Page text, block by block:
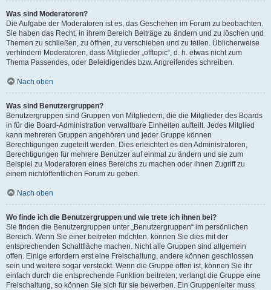
Was sind Moderatoren?
Die Aufgabe der Moderatoren ist es, das Geschehen im Forum zu beobachten.
Sie haben das Recht, in ihrem Bereich Beiträge zu ändern und zu löschen und
Themen zu schließen, zu öffnen, zu verschieben und zu teilen. Üblicherweise
verhindern Moderatoren, dass Mitglieder „offtopic“, d. h. etwas nicht zum
Thema Passendes, oder Beleidigendes bzw. Angreifendes schreiben.
Nach oben
Was sind Benutzergruppen?
Benutzergruppen sind Gruppen von Mitgliedern, die die Mitglieder des Boards
in für die Board-Administration verwaltbare Einheiten aufteilt. Jedes Mitglied
kann mehreren Gruppen angehören und jeder Gruppe können
Berechtigungen zugeteilt werden. Dies erleichtert es den Administratoren,
Berechtigungen für mehrere Benutzer auf einmal zu ändern und sie zum
Beispiel zu Moderatoren eines Bereichs zu machen oder ihnen Zugriff zu
einem nichtöffentlichen Forum zu geben.
Nach oben
Wo finde ich die Benutzergruppen und wie trete ich ihnen bei?
Sie finden die Benutzergruppen unter „Benutzergruppen“ im persönlichen
Bereich. Wenn Sie einer beitreten möchten, können Sie dies mit der
entsprechenden Schaltfläche machen. Nicht alle Gruppen sind allgemein
offen. Einige erfordern erst eine Freischaltung, andere können geschlossen
sein und weitere sogar versteckt. Wenn die Gruppe offen ist, können Sie ihr
einfach durch die entsprechende Funktion beitreten; verlangt die Gruppe eine
Freischaltung, so können Sie sich für sie bewerben. Ein Gruppenleiter muss